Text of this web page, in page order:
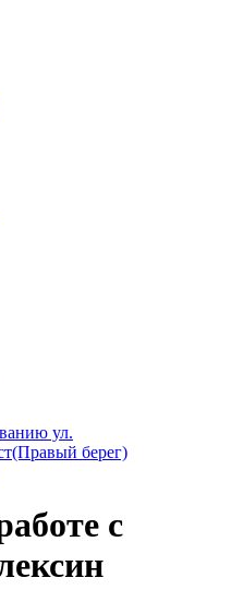
ул.
берег)
с